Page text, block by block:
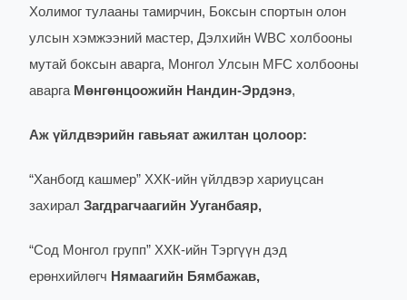
Холимог тулааны тамирчин, Боксын спортын олон
улсын хэмжээний мастер, Дэлхийн WBC холбооны
мутай боксын аварга, Монгол Улсын MFC холбооны
аварга Мөнгөнцоожийн Нандин-Эрдэнэ,
Аж үйлдвэрийн гавьяат ажилтан цолоор:
“Ханбогд кашмер” ХХК-ийн үйлдвэр хариуцсан
захирал Загдрагчаагийн Ууганбаяр,
“Сод Монгол групп” ХХК-ийн Тэргүүн дэд
ерөнхийлөгч Нямаагийн Бямбажав,